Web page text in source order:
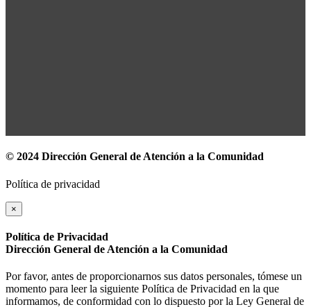
© 2024 Dirección General de Atención a la Comunidad
Política de privacidad
×
Política de Privacidad
Dirección General de Atención a la Comunidad
Por favor, antes de proporcionarnos sus datos personales, tómese un
momento para leer la siguiente Política de Privacidad en la que
informamos, de conformidad con lo dispuesto por la Ley General de